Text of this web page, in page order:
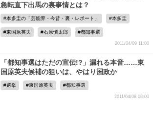
急転直下出馬の裏事情とは？
本多圭の「芸能界・今昔・裏・レポート」 本多圭
東国原英夫 石原慎太郎 都知事選
2011/04/09 11:00
「都知事選はただの宣伝!?」漏れる本音……東
国原英夫候補の狙いは、やはり国政か
選挙 東国原英夫 都知事選
2011/04/08 08:00